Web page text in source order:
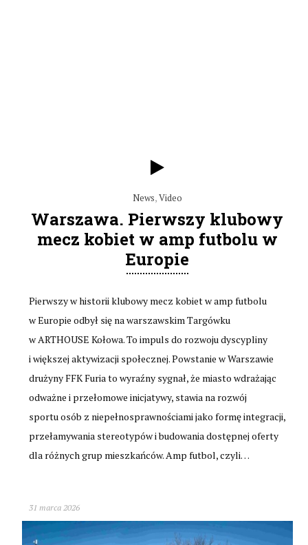
News,Video
Warszawa. Pierwszy klubowy
mecz kobiet w amp futbolu w
Europie
Pierwszy w historii klubowy mecz kobiet w amp futbolu
w Europie odbył się na warszawskim Targówku
w ARTHOUSE Kołowa. To impuls do rozwoju dyscypliny
i większej aktywizacji społecznej. Powstanie w Warszawie
drużyny FFK Furia to wyraźny sygnał, że miasto wdrażając
odważne i przełomowe inicjatywy, stawia na rozwój
sportu osób z niepełnosprawnościami jako formę integracji,
przełamywania stereotypów i budowania dostępnej oferty
dla różnych grup mieszkańców. Amp futbol, czyli…
31 marca 2026